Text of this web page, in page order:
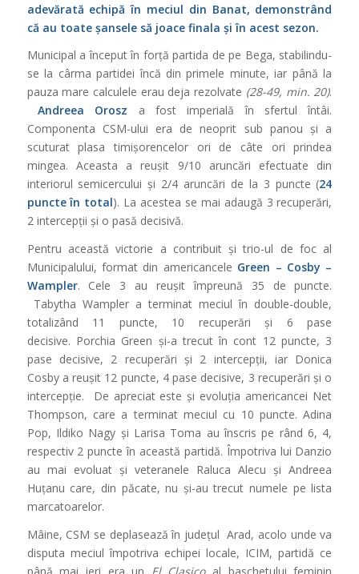
adevărată echipă în meciul din Banat, demonstrând
că au toate șansele să joace finala și în acest sezon.
Municipal a început în forță partida de pe Bega, stabilindu-
se la cârma partidei încă din primele minute, iar până la
pauza mare calculele erau deja rezolvate (28-49, min. 20).
Andreea Orosz a fost imperială în sfertul întâi.
Componenta CSM-ului era de neoprit sub panou și a
scuturat plasa timișorencelor ori de câte ori prindea
mingea. Aceasta a reușit 9/10 aruncări efectuate din
interiorul semicercului și 2/4 aruncări de la 3 puncte (24
puncte în total). La acestea se mai adaugă 3 recuperări,
2 intercepții și o pasă decisivă.
Pentru această victorie a contribuit și trio-ul de foc al
Municipalului, format din americancele Green – Cosby –
Wampler. Cele 3 au reușit împreună 35 de puncte.
Tabytha Wampler a terminat meciul în double-double,
totalizând 11 puncte, 10 recuperări și 6 pase
decisive. Porchia Green și-a trecut în cont 12 puncte, 3
pase decisive, 2 recuperări și 2 intercepții, iar Donica
Cosby a reușit 12 puncte, 4 pase decisive, 3 recuperări și o
intercepție. De apreciat este și evoluția americancei Net
Thompson, care a terminat meciul cu 10 puncte. Adina
Pop, Ildiko Nagy și Larisa Toma au înscris pe rând 6, 4,
respectiv 2 puncte în această partidă. Împotriva lui Danzio
au mai evoluat și veteranele Raluca Alecu și Andreea
Huțanu care, din păcate, nu și-au trecut numele pe lista
marcatoarelor.
Mâine, CSM se deplasează în județul Arad, acolo unde va
disputa meciul împotriva echipei locale, ICIM, partidă ce